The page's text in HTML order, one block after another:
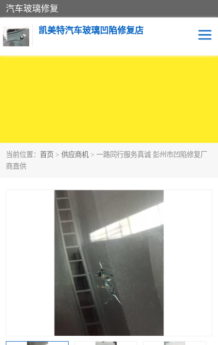
汽车玻璃修复
凯美特汽车玻璃凹陷修复店
当前位置： 首页 > 供应商机 > 一路同行服务真诚 彭州市凹陷修复厂
商直供